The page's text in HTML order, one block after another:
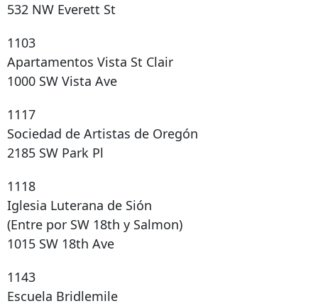
532 NW Everett St
1103
Apartamentos Vista St Clair
1000 SW Vista Ave
1117
Sociedad de Artistas de Oregón
2185 SW Park Pl
1118
Iglesia Luterana de Sión
(Entre por SW 18th y Salmon)
1015 SW 18th Ave
1143
Escuela Bridlemile